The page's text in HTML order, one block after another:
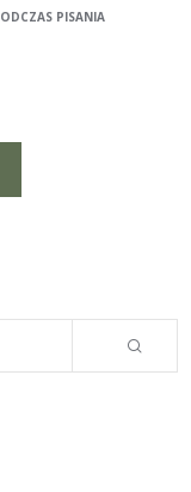
PISANIA